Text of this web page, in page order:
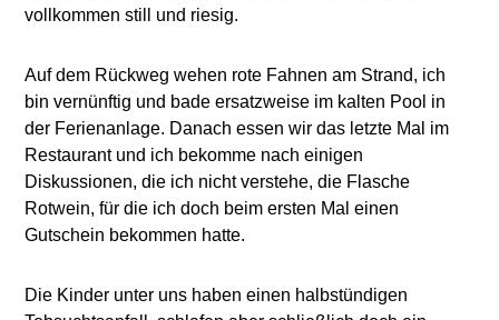
vollkommen still und riesig.
Auf dem Rückweg wehen rote Fahnen am Strand, ich
bin vernünftig und bade ersatzweise im kalten Pool in
der Ferienanlage. Danach essen wir das letzte Mal im
Restaurant und ich bekomme nach einigen
Diskussionen, die ich nicht verstehe, die Flasche
Rotwein, für die ich doch beim ersten Mal einen
Gutschein bekommen hatte.
Die Kinder unter uns haben einen halbstündigen